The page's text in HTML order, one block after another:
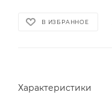
В ИЗБРАННОЕ
Характеристики